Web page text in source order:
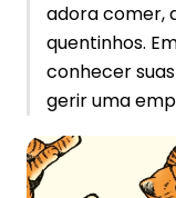
adora comer,
quentinhos.
conhecer
gerir uma